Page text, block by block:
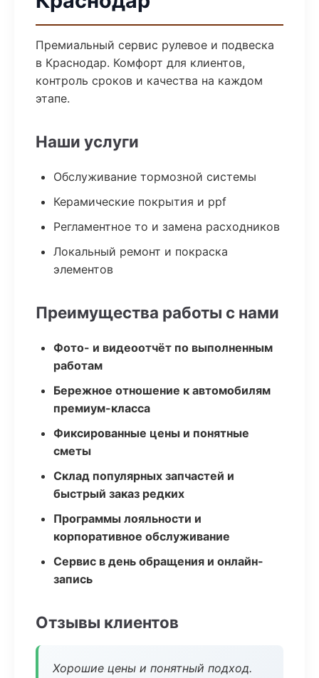
Премиальный сервис рулевое и подвеска
в Краснодар. Комфорт для клиентов,
контроль сроков и качества на каждом
этапе.
Наши услуги
Обслуживание тормозной системы
Керамические покрытия и ppf
Регламентное то и замена расходников
Локальный ремонт и покраска
элементов
Преимущества работы с нами
Фото- и видеоотчёт по выполненным
работам
Бережное отношение к автомобилям
премиум-класса
Фиксированные цены и понятные
сметы
Склад популярных запчастей и
быстрый заказ редких
Программы лояльности и
корпоративное обслуживание
Сервис в день обращения и онлайн-
запись
Отзывы клиентов
Хорошие цены и понятный подход.